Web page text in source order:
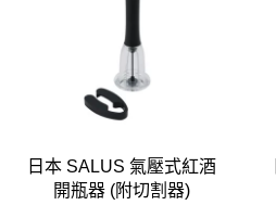
日本 SALUS 氣壓式紅酒
開瓶器 (附切割器)